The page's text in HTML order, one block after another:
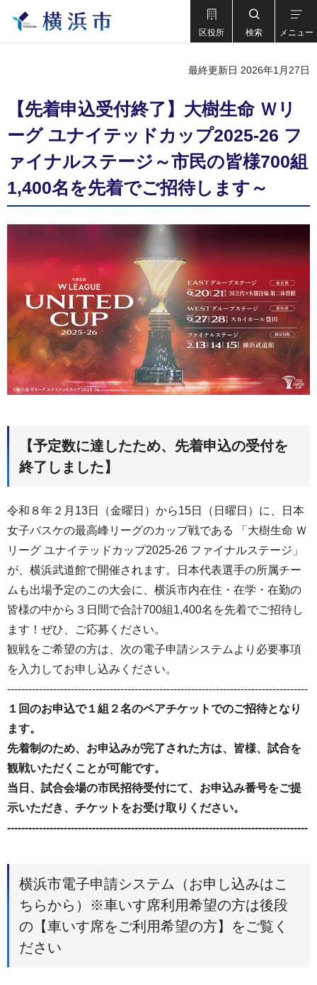
区役所 検索 メニュー
最終更新日 2026年1月27日
【先着申込受付終了】大樹生命 Ｗリ
ーグ ユナイテッドカップ2025-26 フ
ァイナルステージ～市民の皆様700組
1,400名を先着でご招待します～
【予定数に達したため、先着申込の受付を
終了しました】
令和８年２月13日（金曜日）から15日（日曜日）に、日本
女子バスケの最高峰リーグのカップ戦である 「大樹生命 Ｗ
リーグ ユナイテッドカップ2025-26 ファイナルステージ」
が、横浜武道館で開催されます。日本代表選手の所属チー
ムも出場予定のこの大会に、横浜市内在住・在学・在勤の
皆様の中から３日間で合計700組1,400名を先着でご招待し
ます！ぜひ、ご応募ください。
観戦をご希望の方は、次の電子申請システムより必要事項
を入力してお申し込みください。
-------------------------------------------------------------------------------------
１回のお申込で１組２名のペアチケットでのご招待となり
ます。
先着制のため、お申込みが完了された方は、皆様、試合を
観戦いただくことが可能です。
当日、試合会場の市民招待受付にて、お申込み番号をご提
示いただき、チケットをお受け取りください。
-------------------------------------------------------------------------------------
横浜市電子申請システム（お申し込みはこ
ちらから）※車いす席利用希望の方は後段
の【車いす席をご利用希望の方】をご覧く
ださい